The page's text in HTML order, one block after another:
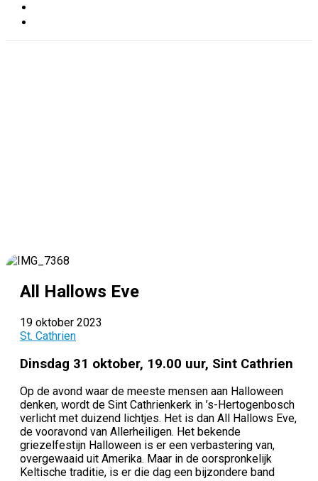
All Hallows Eve
19 oktober 2023
St. Cathrien
Dinsdag 31 oktober, 19.00 uur, Sint Cathrien
Op de avond waar de meeste mensen aan Halloween
denken, wordt de Sint Cathrienkerk in ’s-Hertogenbosch
verlicht met duizend lichtjes. Het is dan All Hallows Eve,
de vooravond van Allerheiligen. Het bekende
griezelfestijn Halloween is er een verbastering van,
overgewaaid uit Amerika. Maar in de oorspronkelijk
Keltische traditie, is er die dag een bijzondere band